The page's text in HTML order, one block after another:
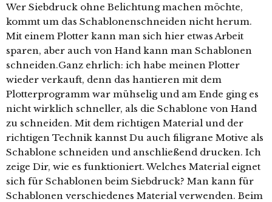
Wer Siebdruck ohne Belichtung machen möchte,
kommt um das Schablonenschneiden nicht herum.
Mit einem Plotter kann man sich hier etwas Arbeit
sparen, aber auch von Hand kann man Schablonen
schneiden.Ganz ehrlich: ich habe meinen Plotter
wieder verkauft, denn das hantieren mit dem
Plotterprogramm war mühselig und am Ende ging es
nicht wirklich schneller, als die Schablone von Hand
zu schneiden. Mit dem richtigen Material und der
richtigen Technik kannst Du auch filigrane Motive als
Schablone schneiden und anschließend drucken. Ich
zeige Dir, wie es funktioniert. Welches Material eignet
sich für Schablonen beim Siebdruck? Man kann für
Schablonen verschiedenes Material verwenden. Beim